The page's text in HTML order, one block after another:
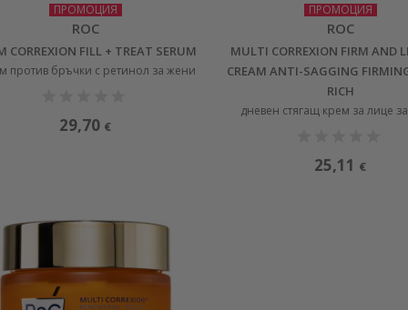
ПРОМОЦИЯ
ROC
CORREXION FILL + TREAT SERUM
против бръчки с ретинол за жени
29,70 €
ПРОМОЦИЯ
ROC
MULTI CORREXION FIRM AND
CREAM ANTI-SAGGING
RICH
дневен стягащ крем за лице
25,11 €